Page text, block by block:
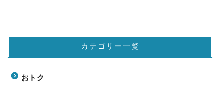
カテゴリー一覧
おトク